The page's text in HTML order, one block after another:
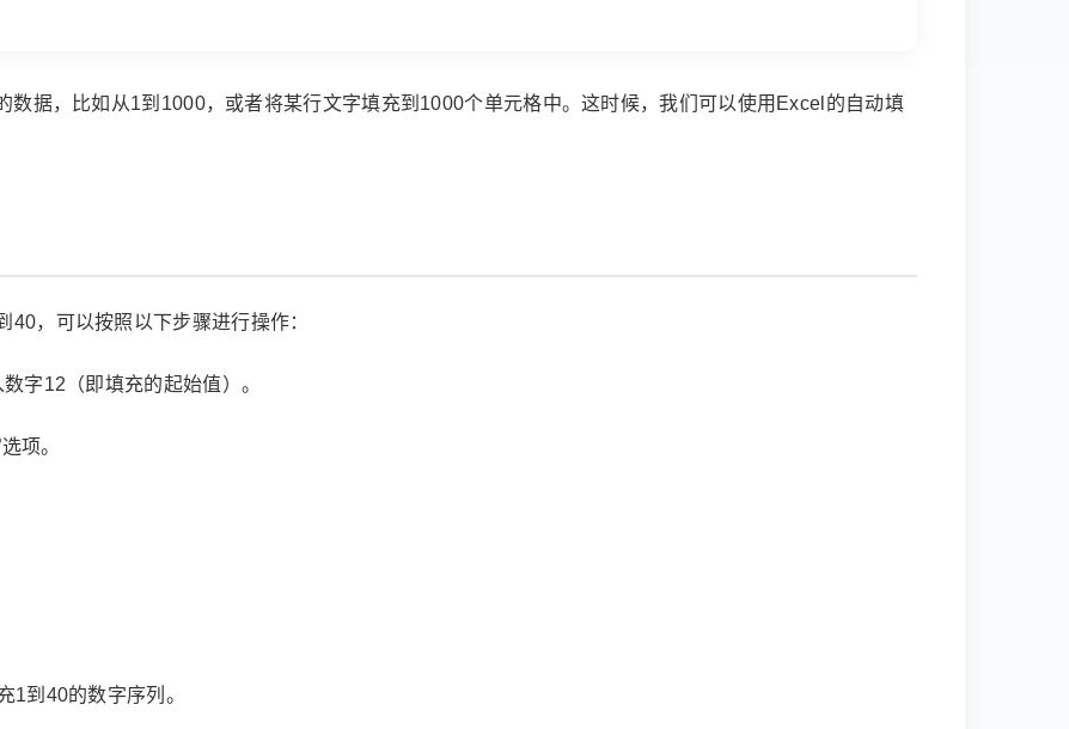
数据，比如从1到1000，或者将某行文字填充到1000个单元格中。这时候，我们可以使用Excel的自动填
，可以按照以下步骤进行操作：
字12（即填充的起始值）。
项。
1到40的数字序列。